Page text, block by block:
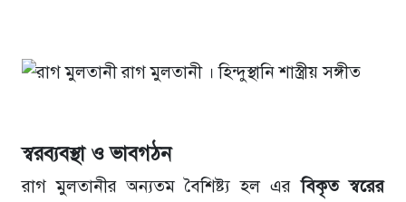
স্বরব্যবস্থা ও ভাবগঠন
রাগ মুলতানীর অন্যতম বৈশিষ্ট্য হল এরবিকৃত স্বরের